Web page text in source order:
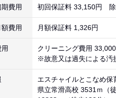
費用 初回保証料 33,150円 除
費用 月額保証料 1,326円
クリーニング費用
※故意又は過失による汚
エスチャイルとこなめ
県立常滑高校 3531ｍ（